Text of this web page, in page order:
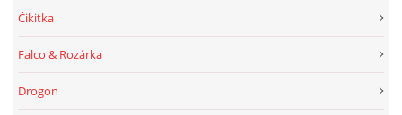
Čikitka
Falco & Rozárka
Drogon